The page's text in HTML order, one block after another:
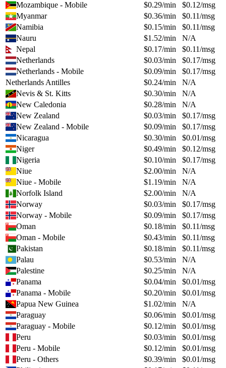
Mozambique - Mobile
$0.29/min $0.12/msg
Myanmar
$0.36/min $0.11/msg
Namibia
$0.15/min $0.11/msg
Nauru
$1.52/min
N/A
Nepal
$0.17/min $0.11/msg
Netherlands
$0.03/min $0.17/msg
Netherlands - Mobile
$0.09/min $0.17/msg
Netherlands Antilles
$0.24/min
N/A
Nevis & St. Kitts
$0.30/min
N/A
New Caledonia
$0.28/min
N/A
New Zealand
$0.03/min $0.17/msg
New Zealand - Mobile
$0.09/min $0.17/msg
Nicaragua
$0.30/min $0.01/msg
Niger
$0.49/min $0.12/msg
Nigeria
$0.10/min $0.17/msg
Niue
$2.00/min
N/A
Niue - Mobile
$1.19/min
N/A
Norfolk Island
$2.00/min
N/A
Norway
$0.03/min $0.17/msg
Norway - Mobile
$0.09/min $0.17/msg
Oman
$0.18/min $0.11/msg
Oman - Mobile
$0.43/min $0.11/msg
Pakistan
$0.18/min $0.11/msg
Palau
$0.53/min
N/A
Palestine
$0.25/min
N/A
Panama
$0.04/min $0.01/msg
Panama - Mobile
$0.20/min $0.01/msg
Papua New Guinea
$1.02/min
N/A
Paraguay
$0.06/min $0.01/msg
Paraguay - Mobile
$0.12/min $0.01/msg
Peru
$0.03/min $0.01/msg
Peru - Mobile
$0.12/min $0.01/msg
Peru - Others
$0.39/min $0.01/msg